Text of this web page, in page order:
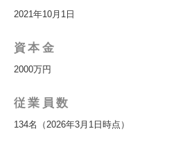
2021年10月1日
資本金
2000万円
従業員数
134名（2026年3月1日時点）